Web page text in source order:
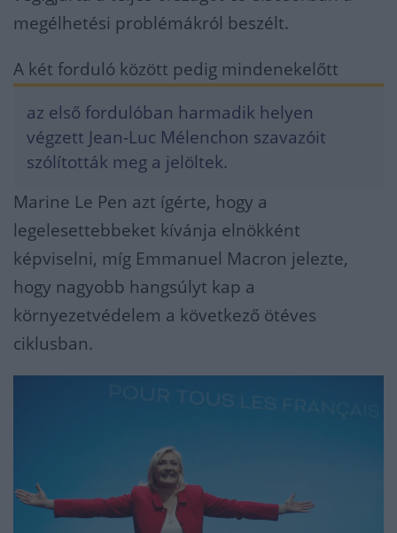
megélhetési problémákról beszélt.
A két forduló között pedig mindenekelőtt
az első fordulóban harmadik helyen
végzett Jean-Luc Mélenchon szavazóit
szólították meg a jelöltek.
Marine Le Pen azt ígérte, hogy a
legelesettebbeket kívánja elnökként
képviselni, míg Emmanuel Macron jelezte,
hogy nagyobb hangsúlyt kap a
környezetvédelem a következő ötéves
ciklusban.